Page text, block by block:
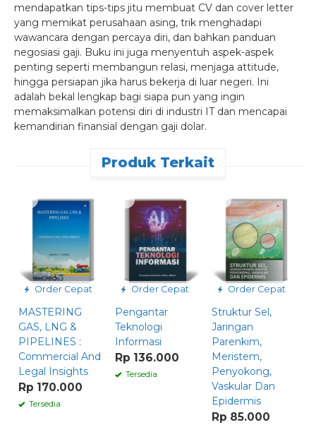
mendapatkan tips-tips jitu membuat CV dan cover letter
yang memikat perusahaan asing, trik menghadapi
wawancara dengan percaya diri, dan bahkan panduan
negosiasi gaji. Buku ini juga menyentuh aspek-aspek
penting seperti membangun relasi, menjaga attitude,
hingga persiapan jika harus bekerja di luar negeri. Ini
adalah bekal lengkap bagi siapa pun yang ingin
memaksimalkan potensi diri di industri IT dan mencapai
kemandirian finansial dengan gaji dolar.
Produk Terkait
Order Cepat
MASTERING
GAS, LNG &
PIPELINES :
Commercial And
Legal Insights
Rp 170.000
Tersedia
Order Cepat
Pengantar
Teknologi
Informasi
Rp 136.000
Tersedia
Order Cepat
Struktur Sel,
Jaringan
Parenkim,
Meristem,
Penyokong,
Vaskular Dan
Epidermis
Rp 85.000